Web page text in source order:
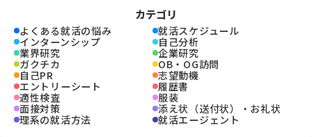
カテゴリ
よくある就活の悩み
就活スケジュール
インターンシップ
自己分析
業界研究
企業研究
ガクチカ
OB・OG訪問
自己PR
志望動機
エントリーシート
履歴書
適性検査
服装
面接対策
添え状（送付状）・お礼状
理系の就活方法
就活エージェント